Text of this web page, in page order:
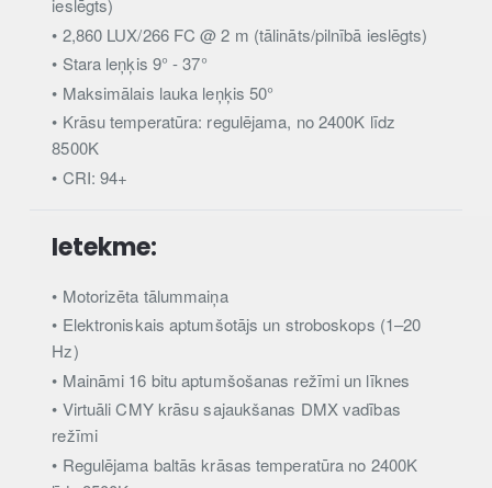
ieslēgts)
• 2,860 LUX/266 FC @ 2 m (tālināts/pilnībā ieslēgts)
• Stara leņķis 9° - 37°
• Maksimālais lauka leņķis 50°
• Krāsu temperatūra: regulējama, no 2400K līdz
8500K
• CRI: 94+
Ietekme:
• Motorizēta tālummaiņa
• Elektroniskais aptumšotājs un stroboskops (1–20
Hz)
• Maināmi 16 bitu aptumšošanas režīmi un līknes
• Virtuāli CMY krāsu sajaukšanas DMX vadības
režīmi
• Regulējama baltās krāsas temperatūra no 2400K